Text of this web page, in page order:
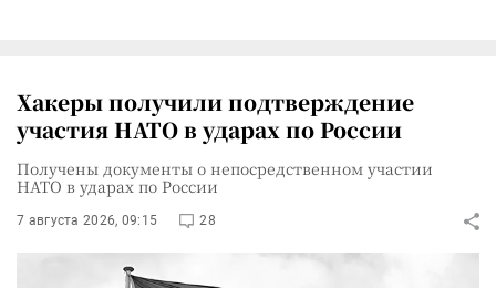
Хакеры получили подтверждение
участия НАТО в ударах по России
Получены документы о непосредственном участии
НАТО в ударах по России
7 августа 2026, 09:15 28